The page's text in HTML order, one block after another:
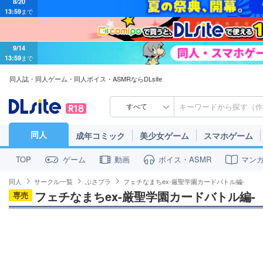
13:59 まで
同人誌・同人ゲーム・同人ボイス・ASMRならDLsite
すべて
同人 成年コミック 美少女ゲーム スマホゲーム
TOP ゲーム 動画 ボイス・ASMR マン
同人 サークル一覧 ぶさプラ フェチなまちex-厳聖学園カードバトル編-
専売 フェチなまちex-厳聖学園カードバトル編-